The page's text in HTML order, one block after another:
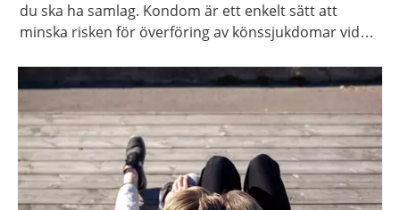
du ska ha samlag. Kondom är ett enkelt sätt att
minska risken för överföring av könssjukdomar vid
graviditet vid samlag som kan leda till graviditet.